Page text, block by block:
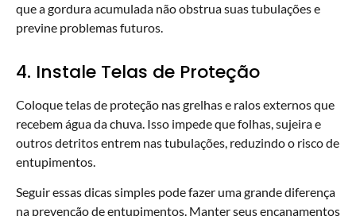
que a gordura acumulada não obstrua suas tubulações e
previne problemas futuros.
4. Instale Telas de Proteção
Coloque telas de proteção nas grelhas e ralos externos que
recebem água da chuva. Isso impede que folhas, sujeira e
outros detritos entrem nas tubulações, reduzindo o risco de
entupimentos.
Seguir essas dicas simples pode fazer uma grande diferença
na prevenção de entupimentos. Manter seus encanamentos